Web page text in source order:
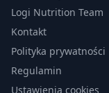
Logi Nutrition Team
Kontakt
Polityka prywatności
Regulamin
Ustawienia cookies